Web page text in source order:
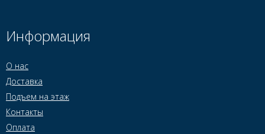
Информация
О нас
Доставка
Подъем на этаж
Контакты
Оплата